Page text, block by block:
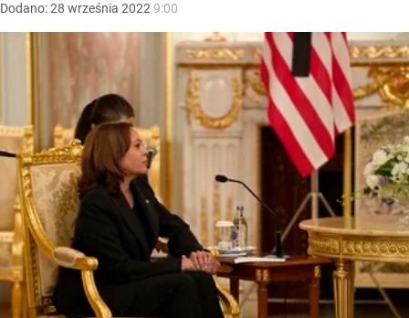
Dodano:28 września 2022 9:00